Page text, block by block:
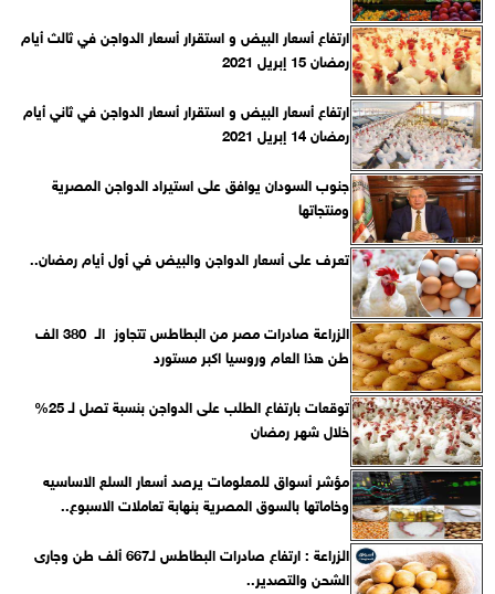
ارتفاع أسعار البيض و استقرار أسعار الدواجن في ثالث أيام
رمضان 15 إبريل 2021
ارتفاع أسعار البيض و استقرار أسعار الدواجن في ثاني أيام
رمضان 14 إبريل 2021
جنوب السودان يوافق على استيراد الدواجن المصرية
ومنتجاتها
تعرف على أسعار الدواجن والبيض في أول أيام رمضان..
الزراعة صادرات مصر من البطاطس تتجاوز الـ 380 الف
طن هذا العام وروسيا اكبر مستورد
توقعات بارتفاع الطلب على الدواجن بنسبة تصل لـ 25%
خلال شهر رمضان
مؤشر أسواق للمعلومات يرصد أسعار السلع الاساسيه
وخاماتها بالسوق المصرية بنهابة تعاملات الاسبوع..
الزراعة : ارتفاع صادرات البطاطس لـ667 ألف طن وجارى
الشحن والتصدير..